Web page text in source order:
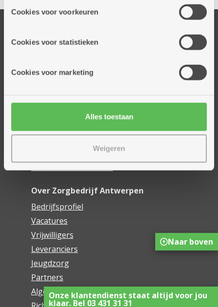
informatie over jouw (geanonimiseerd) gebruik van onze
partners kunnen deze gegevens combineren met andere
Cookies voor voorkeuren
Cookies voor statistieken
Cookies voor marketing
Alles toestaan
Weigeren
Onze klantendienst staat altijd voor jou
klaar. Bel 03 431 31 31
Thuisdiensten
Assistentiewoningen
Mijn Zorgbedrijf
Onze innovaties
Over Zorgbedrijf Antwerpen
Bedrijfsprofiel
Vacatures
Vrijwilligers
Leveranciers
Jeugdzorg
Partners
Algemene voorwaarden
Naar boven